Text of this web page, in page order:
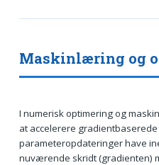
Maskinlæring og
I numerisk optimering og
at accelerere
parameteropdateringer have
nuværende skridt (gradienten)